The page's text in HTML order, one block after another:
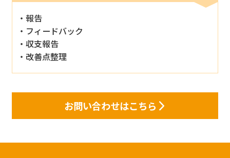
報告
フィードバック
収支報告
改善点整理
お問い合わせはこちら